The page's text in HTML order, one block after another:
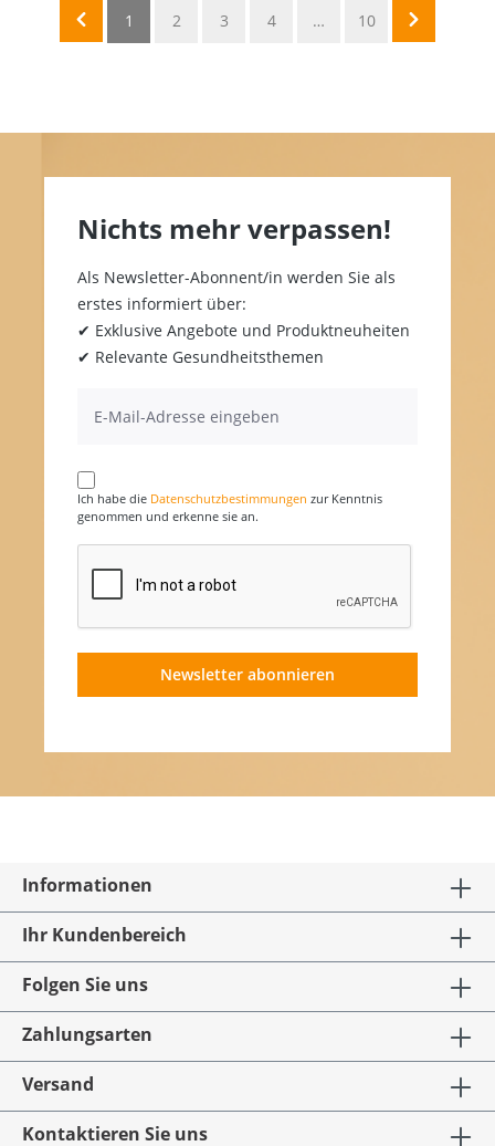
1 2 3 4 … 10
Nichts mehr verpassen!
Als Newsletter-Abonnent/in werden Sie als
erstes informiert über:
✔ Exklusive Angebote und Produktneuheiten
✔ Relevante Gesundheitsthemen
Ich habe die Datenschutzbestimmungen zur Kenntnis
genommen und erkenne sie an.
Newsletter abonnieren
Informationen
Ihr Kundenbereich
Folgen Sie uns
Zahlungsarten
Versand
Kontaktieren Sie uns